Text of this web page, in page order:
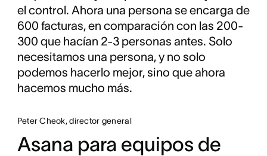
el control. Ahora una persona se encarga de
600 facturas, en comparación con las 200-
300 que hacían 2-3 personas antes. Solo
necesitamos una persona, y no solo
podemos hacerlo mejor, sino que ahora
hacemos mucho más.
Peter Cheok, director general
Asana para equipos de